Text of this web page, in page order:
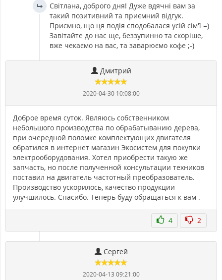
Світлана, доброго дня! Дуже вдячні вам за
такий позитивний та приємний відгук.
Приємно, що ця подія сподобалася усій сім'ї =)
Завітайте до нас ще, беззупинно та скоріше,
вже чекаємо на вас, та заварюємо кофе ;-)
Дмитрий
2020-04-30 10:08:00
Доброе время суток. Являюсь собственником
небольшого производства по обрабатыванию дерева,
при очередной поломке комплектующих двигателя
обратился в интернет магазин Экосистем для покупки
электрооборудования. Хотел приобрести такую же
запчасть, но после полученной консультации техников
поставил на двигатель частотный преобразователь.
Производство ускорилось, качество продукции
улучшилось. Спасибо. Теперь буду обращаться к вам .
4 2
Сергей
2020-04-13 09:21:00